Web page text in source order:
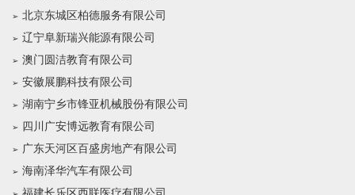
北京东城区柏德服务有限公司
辽宁阜新瑞兴能源有限公司
澳门圆洁教育有限公司
安徽展鹏科技有限公司
湖南宁乡市锋亚机械股份有限公司
四川广安博远教育有限公司
广东天河区百盛房地产有限公司
海南泽华汽车有限公司